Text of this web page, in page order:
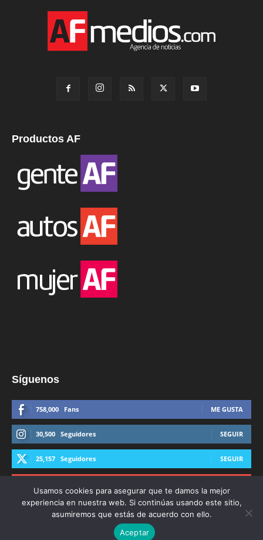
Productos AF
Síguenos
758,000 Fans ME GUSTA
30,500 Seguidores SEGUIR
25,157 Seguidores SEGUIR
© Derechos Reservados AFmedios 2021
Usamos cookies para asegurar que te damos la mejor
experiencia en nuestra web. Si continúas usando este sitio,
asumiremos que estás de acuerdo con ello.
Aceptar